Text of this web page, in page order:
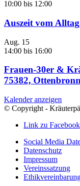
10:00 bis 12:00
Auszeit vom
Aug. 15
14:00 bis 16:00
Frauen-30er &
75382,
Kalender anzeigen
© Copyright -
Link zu Facebook
Social Media
Datenschutz
Impressum
Vereinssatzung